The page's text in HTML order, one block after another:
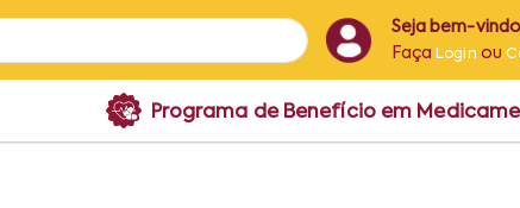
Seja bem-
Faça Login ou
Programa de Benefício em